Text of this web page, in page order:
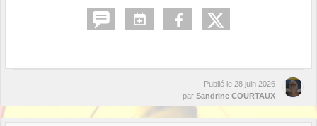
Publié le 28 juin 2026
par Sandrine COURTAUX